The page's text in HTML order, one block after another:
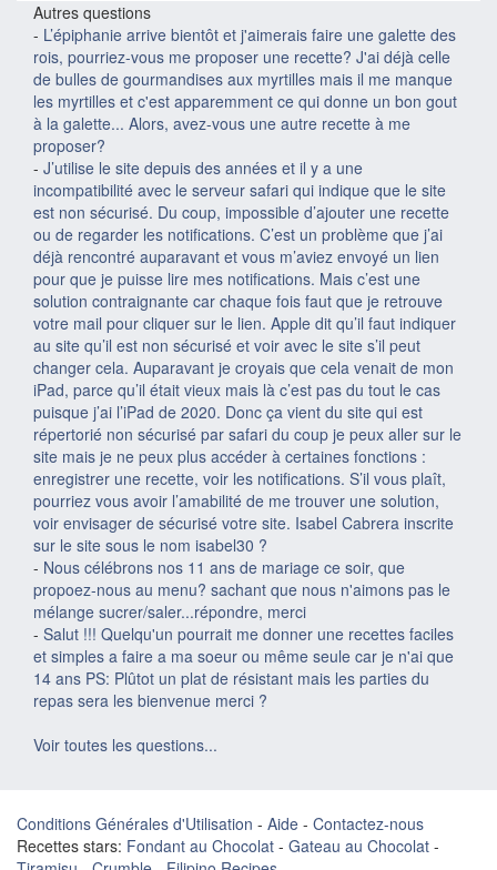
Autres questions
- L’épiphanie arrive bientôt et j'aimerais faire une galette des
rois, pourriez-vous me proposer une recette? J'ai déjà celle
de bulles de gourmandises aux myrtilles mais il me manque
les myrtilles et c'est apparemment ce qui donne un bon gout
à la galette... Alors, avez-vous une autre recette à me
proposer?
- J’utilise le site depuis des années et il y a une
incompatibilité avec le serveur safari qui indique que le site
est non sécurisé. Du coup, impossible d’ajouter une recette
ou de regarder les notifications. C’est un problème que j’ai
déjà rencontré auparavant et vous m’aviez envoyé un lien
pour que je puisse lire mes notifications. Mais c’est une
solution contraignante car chaque fois faut que je retrouve
votre mail pour cliquer sur le lien. Apple dit qu’il faut indiquer
au site qu’il est non sécurisé et voir avec le site s’il peut
changer cela. Auparavant je croyais que cela venait de mon
iPad, parce qu’il était vieux mais là c’est pas du tout le cas
puisque j’ai l’iPad de 2020. Donc ça vient du site qui est
répertorié non sécurisé par safari du coup je peux aller sur le
site mais je ne peux plus accéder à certaines fonctions :
enregistrer une recette, voir les notifications. S’il vous plaît,
pourriez vous avoir l’amabilité de me trouver une solution,
voir envisager de sécurisé votre site. Isabel Cabrera inscrite
sur le site sous le nom isabel30 ?
- Nous célébrons nos 11 ans de mariage ce soir, que
propoez-nous au menu? sachant que nous n'aimons pas le
mélange sucrer/saler...répondre, merci
- Salut !!! Quelqu'un pourrait me donner une recettes faciles
et simples a faire a ma soeur ou même seule car je n'ai que
14 ans PS: Plûtot un plat de résistant mais les parties du
repas sera les bienvenue merci ?
Voir toutes les questions...
Conditions Générales d'Utilisation - Aide - Contactez-nous
Recettes stars: Fondant au Chocolat - Gateau au Chocolat -